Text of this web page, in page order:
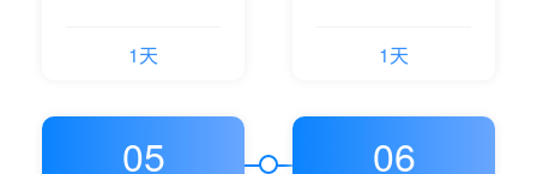
1天 1天
05 06